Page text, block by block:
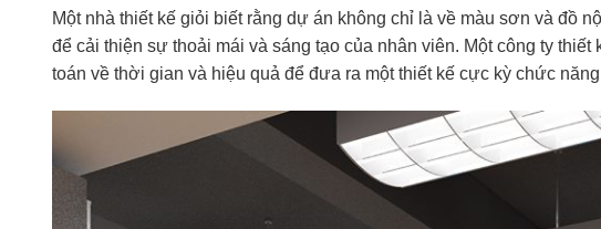
Một nhà thiết kế giỏi biết rằng dự án không chỉ là về màu sơn và đồ
để cải thiện sự thoải mái và sáng tạo của nhân viên. Một công ty
toán về thời gian và hiệu quả để đưa ra một thiết kế cực kỳ chức